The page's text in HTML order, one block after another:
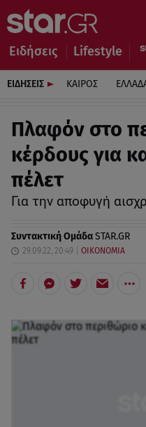
Ειδήσεις Lifestyle
ΕΙΔΗΣΕΙΣ ΚΑΙΡΟΣ
Πλαφόν στο
κέρδους για
πέλετ
Για την αποφυγή
Συντακτική ΟμάδαSTAR.GR
29.09.22, 20:49 ΟΙΚΟΝΟΜΙΑ